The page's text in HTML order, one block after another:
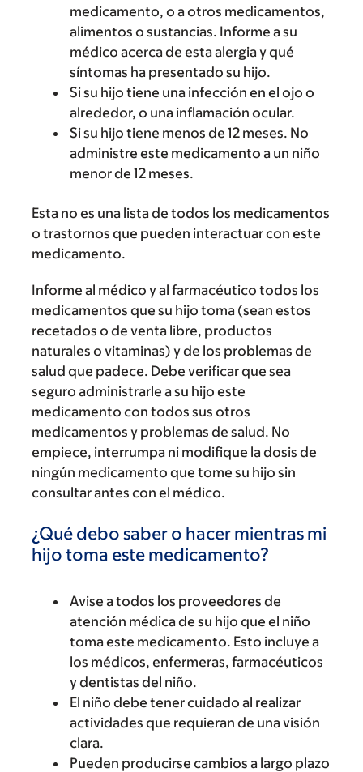
medicamento, o a otros medicamentos,
alimentos o sustancias. Informe a su
médico acerca de esta alergia y qué
síntomas ha presentado su hijo.
Si su hijo tiene una infección en el ojo o
alrededor, o una inflamación ocular.
Si su hijo tiene menos de 12 meses. No
administre este medicamento a un niño
menor de 12 meses.
Esta no es una lista de todos los medicamentos
o trastornos que pueden interactuar con este
medicamento.
Informe al médico y al farmacéutico todos los
medicamentos que su hijo toma (sean estos
recetados o de venta libre, productos
naturales o vitaminas) y de los problemas de
salud que padece. Debe verificar que sea
seguro administrarle a su hijo este
medicamento con todos sus otros
medicamentos y problemas de salud. No
empiece, interrumpa ni modifique la dosis de
ningún medicamento que tome su hijo sin
consultar antes con el médico.
¿Qué debo saber o hacer mientras mi
hijo toma este medicamento?
Avise a todos los proveedores de
atención médica de su hijo que el niño
toma este medicamento. Esto incluye a
los médicos, enfermeras, farmacéuticos
y dentistas del niño.
El niño debe tener cuidado al realizar
actividades que requieran de una visión
clara.
Pueden producirse cambios a largo plazo